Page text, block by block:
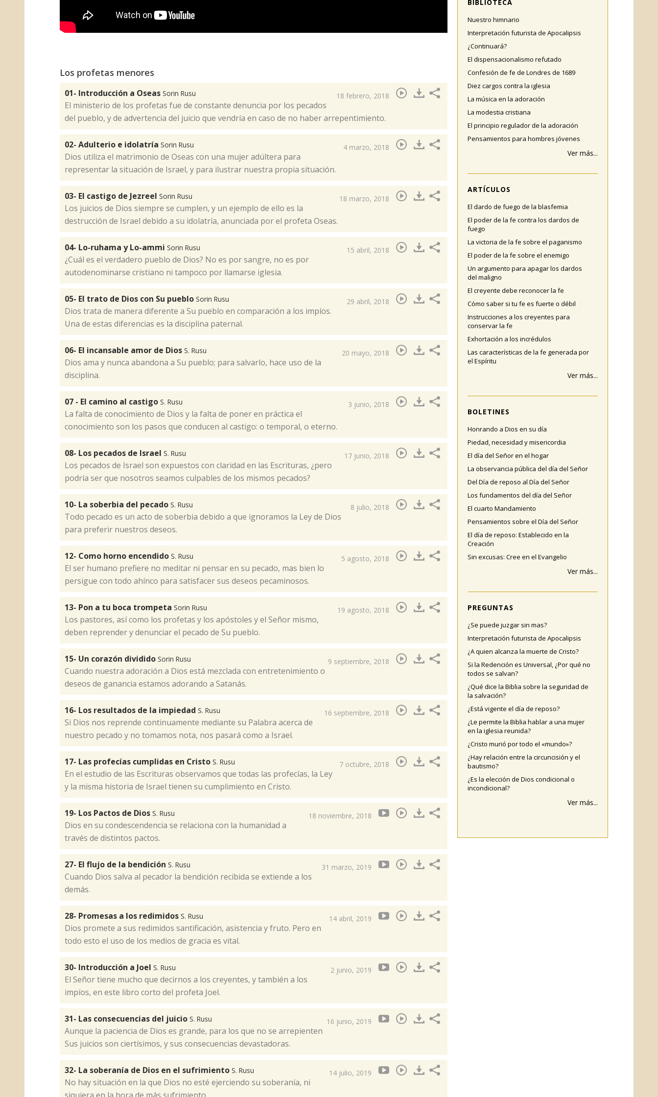
Los profetas menores
01- Introducción a Oseas Sorin Rusu 18 febrero, 2018
El ministerio de los profetas fue de constante denuncia por los pecados
del pueblo, y de advertencia del juicio que vendría en caso de no haber arrepentimiento.​
02- Adulterio e idolatría Sorin Rusu 4 marzo, 2018
​Dios utiliza el matrimonio de Oseas con una mujer adúltera para
representar la situación de Israel, y para ilustrar nuestra propia situación.
03- El castigo de Jezreel Sorin Rusu 18 marzo, 2018
Los juicios de Dios siempre se cumplen, y un ejemplo de ello es la
destrucción de Israel debido a su idolatría, anunciada por el profeta Oseas.​
04- Lo-ruhama y Lo-ammi Sorin Rusu 15 abril, 2018
¿Cuál es el verdadero pueblo de Dios? No es por sangre, no es por
autodenominarse cristiano ni tampoco por llamarse iglesia.​
05- El trato de Dios con Su pueblo Sorin Rusu 29 abril, 2018
Dios trata de manera diferente a Su pueblo en comparación a los impíos.
Una de estas diferencias es la disciplina paternal.​
06- El incansable amor de Dios S. Rusu 20 mayo, 2018
Dios ama y nunca abandona a Su pueblo; para salvarlo, hace uso de la
disciplina.​
07 - El camino al castigo S. Rusu 3 junio, 2018
La falta de conocimiento de Dios y la falta de poner en práctica el
conocimiento​ son los pasos que conducen al castigo: o temporal, o eterno.
08- Los pecados de Israel S. Rusu 17 junio, 2018
Los pecados de Israel son expuestos con claridad en las Escrituras, ¿pero
podría ser que nosotros seamos culpables de los mismos pecados?​
10- La soberbia del pecado S. Rusu 8 julio, 2018
Todo pecado es un acto de soberbia debido a que ignoramos la Ley de Dios
para preferir nuestros deseos.​
12- Como horno encendido S. Rusu 5 agosto, 2018
El ser humano prefiere no meditar ni pensar en su pecado, mas bien lo
persigue con todo ahínco para satisfacer sus deseos pecaminosos.
13- Pon a tu boca trompeta Sorin Rusu 19 agosto, 2018
Los pastores, así como los profetas y los apóstoles y el Señor mismo,
deben reprender y denunciar el pecado de Su pueblo.
15- Un corazón dividido Sorin Rusu 9 septiembre, 2018
​Cuando nuestra adoración a Dios está mezclada con entretenimiento o
deseos de ganancia estamos adorando a Satanás.
16- Los resultados de la impiedad S. Rusu 16 septiembre, 2018
Si Dios nos reprende continuamente mediante su Palabra acerca de
nuestro pecado y no tomamos nota, nos pasará como a Israel.
17- Las profecías cumplidas en Cristo S. Rusu 7 octubre, 2018
En el estudio de las Escrituras observamos que todas las profecías, la Ley
y la misma historia de Israel tienen su cumplimiento en Cristo.
19- Los Pactos de Dios S. Rusu 18 noviembre, 2018
Dios en su condescendencia se relaciona con la humanidad a
través de distintos pactos.
27- El flujo de la bendición S. Rusu 31 marzo, 2019
Cuando Dios salva al pecador la bendición recibida se extiende a los
demás.
28- Promesas a los redimidos S. Rusu 14 abril, 2019
Dios promete a sus redimidos santificación, asistencia y fruto. Pero en
todo esto el uso de los medios de gracia es vital.
30- Introducción a Joel S. Rusu 2 junio, 2019
El Señor tiene mucho que decirnos a los creyentes, y también a los
impíos, en este libro corto del profeta Joel.
31- Las consecuencias del juicio S. Rusu 16 junio, 2019
Aunque la paciencia de Dios es grande, para los que no se arrepienten
Sus juicios son ciertísimos, y sus consecuencias devastadoras.
32- La soberanía de Dios en el sufrimiento S. Rusu 14 julio, 2019
No hay situación en la que Dios no esté ejerciendo su soberanía, ni
BIBLIOTECA
Nuestro himnario
Interpretación futurista de Apocalipsis
¿Continuará?
El dispensacionalismo refutado
Confesión de fe de Londres de 1689
Diez cargos contra la iglesia
La música en la adoración
La modestia cristiana
El principio regulador de la adoración
Pensamientos para hombres jóvenes
Ver más...
ARTÍCULOS
El dardo de fuego de la blasfemia
El poder de la fe contra los dardos de
fuego
La victoria de la fe sobre el paganismo
El poder de la fe sobre el enemigo
Un argumento para apagar los dardos
del maligno
El creyente debe reconocer la fe
Cómo saber si tu fe es fuerte o débil
Instrucciones a los creyentes para
conservar la fe
Exhortación a los incrédulos
Las características de la fe generada por
el Espíritu
Ver más...
BOLETINES
Honrando a Dios en su día
Piedad, necesidad y misericordia
El día del Señor en el hogar
La observancia pública del día del Señor
Del Día de reposo al Día del Señor
Los fundamentos del día del Señor
El cuarto Mandamiento
Pensamientos sobre el Día del Señor
El día de reposo: Establecido en la
Creación
Sin excusas: Cree en el Evangelio
Ver más...
PREGUNTAS
¿Se puede juzgar sin mas?
Interpretación futurista de Apocalipsis
¿A quien alcanza la muerte de Cristo?
Si la Redención es Universal, ¿Por qué no
todos se salvan?
¿Qué dice la Biblia sobre la seguridad de
la salvación?
¿Está vigente el día de reposo?
¿Le permite la Biblia hablar a una mujer
en la iglesia reunida?
¿Cristo murió por todo el «mundo»?
¿Hay relación entre la circuncisión y el
bautismo?
¿Es la elección de Dios condicional o
incondicional?
Ver más...